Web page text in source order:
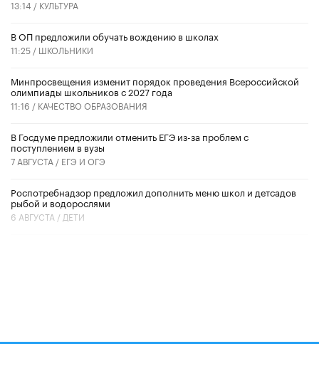
13:14 / КУЛЬТУРА
В ОП предложили обучать вождению в школах
11:25 / ШКОЛЬНИКИ
Минпросвещения изменит порядок проведения Всероссийской
олимпиады школьников с 2027 года
11:16 / КАЧЕСТВО ОБРАЗОВАНИЯ
В Госдуме предложили отменить ЕГЭ из-за проблем с
поступлением в вузы
7 АВГУСТА / ЕГЭ И ОГЭ
Роспотребнадзор предложил дополнить меню школ и детсадов
рыбой и водорослями
6 АВГУСТА / ДЕТИ